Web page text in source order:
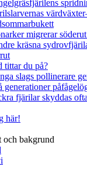
migrerar
kräsna
tittar du på?
slags pollinerare
generationer
fjärilar skyddas
här!
och bakgrund